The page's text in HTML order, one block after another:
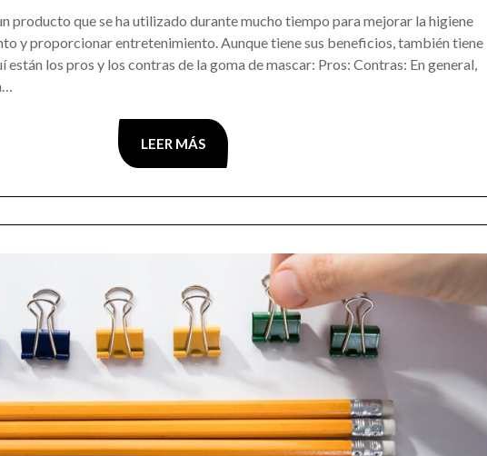
producto que se ha utilizado durante mucho tiempo para mejorar la higiene
y proporcionar entretenimiento. Aunque tiene sus beneficios, también tiene
están los pros y los contras de la goma de mascar: Pros: Contras: En general,
LEER MÁS